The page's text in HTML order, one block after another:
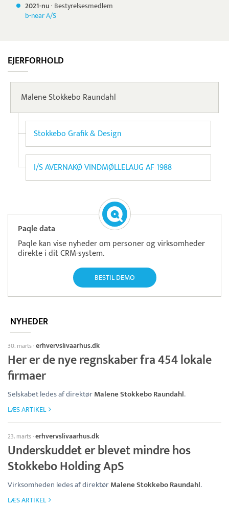
2021-nu· Bestyrelsesmedlem
b-near A/S
EJERFORHOLD
Malene Stokkebo Raundahl
Stokkebo Grafik & Design
I/S AVERNAKØ VINDMØLLELAUG AF 1988
Paqle data
Paqle kan vise nyheder om personer og virksomheder
direkte i dit CRM-system.
BESTIL DEMO
NYHEDER
30. marts·erhvervslivaarhus.dk
Her er de nye regnskaber fra 454 lokale
firmaer
Selskabet ledes af direktørMalene Stokkebo Raundahl.
LÆS ARTIKEL
23. marts·erhvervslivaarhus.dk
Underskuddet er blevet mindre hos
Stokkebo Holding ApS
Virksomheden ledes af direktørMalene Stokkebo Raundahl.
LÆS ARTIKEL